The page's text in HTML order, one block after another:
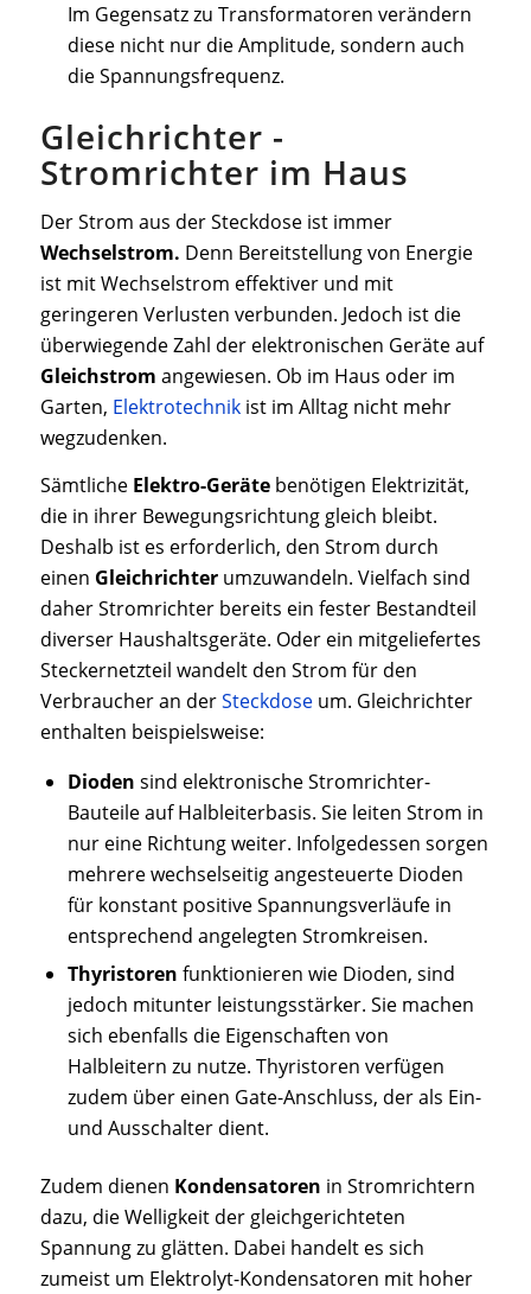
Im Gegensatz zu Transformatoren verändern
diese nicht nur die Amplitude, sondern auch
die Spannungsfrequenz.
Gleichrichter -
Stromrichter im Haus
Der Strom aus der Steckdose ist immer
Wechselstrom. Denn Bereitstellung von Energie
ist mit Wechselstrom effektiver und mit
geringeren Verlusten verbunden. Jedoch ist die
überwiegende Zahl der elektronischen Geräte auf
Gleichstrom angewiesen. Ob im Haus oder im
Garten, Elektrotechnikist im Alltag nicht mehr
wegzudenken.
Sämtliche Elektro-Gerätebenötigen Elektrizität,
die in ihrer Bewegungsrichtung gleich bleibt.
Deshalb ist es erforderlich, den Strom durch
einen Gleichrichterumzuwandeln. Vielfach sind
daher Stromrichter bereits ein fester Bestandteil
diverser Haushaltsgeräte. Oder ein mitgeliefertes
Steckernetzteil wandelt den Strom für den
Verbraucher an derSteckdoseum. Gleichrichter
enthalten beispielsweise:
Dioden sind elektronische Stromrichter-
Bauteile auf Halbleiterbasis. Sie leiten Strom in
nur eine Richtung weiter. Infolgedessen sorgen
mehrere wechselseitig angesteuerte Dioden
für konstant positive Spannungsverläufe in
entsprechend angelegten Stromkreisen.
Thyristoren funktionieren wie Dioden, sind
jedoch mitunter leistungsstärker. Sie machen
sich ebenfalls die Eigenschaften von
Halbleitern zu nutze. Thyristoren verfügen
zudem über einen Gate-Anschluss, der als Ein-
und Ausschalter dient.
Zudem dienen Kondensatoren in Stromrichtern
dazu, die Welligkeit der gleichgerichteten
Spannung zu glätten. Dabei handelt es sich
zumeist um Elektrolyt-Kondensatoren mit hoher